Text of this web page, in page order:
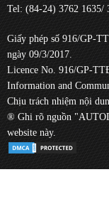
Tel: (84-24) 3762 1635/
Giấy phép số 916/GP-
ngày 09/3/2017.
Licence No. 916/GP-
Information and
Chịu trách nhiệm nội
® Ghi rõ nguồn
website này.